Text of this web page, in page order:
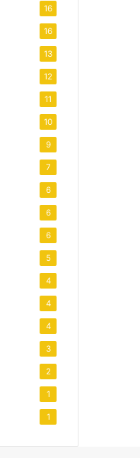
16
16
13
12
11
10
9
7
6
6
6
5
4
4
4
3
2
1
1